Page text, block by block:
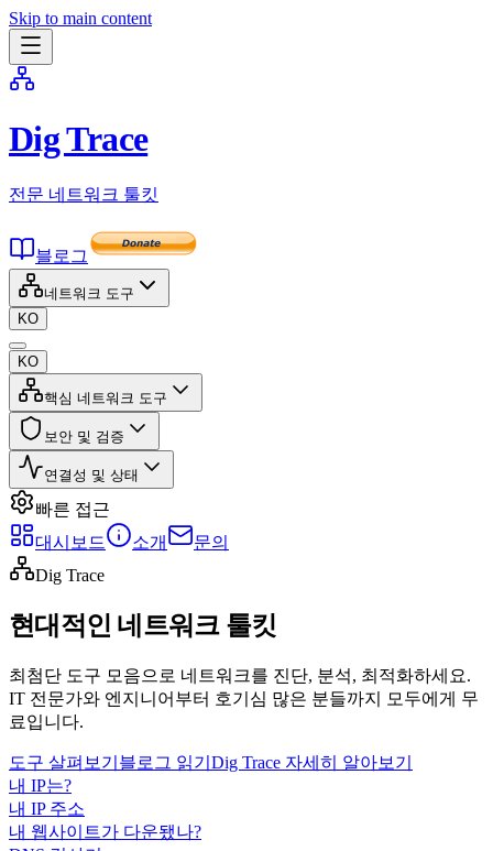
Skip to main content
Dig Trace
전문 네트워크 툴킷
블로그
네트워크 도구
KO
KO
핵심 네트워크 도구
보안 및 검증
연결성 및 상태
빠른 접근
대시보드
소개
문의
Dig Trace
현대적인 네트워크 툴킷
최첨단 도구 모음으로 네트워크를 진단, 분석, 최적화하세요.
IT 전문가와 엔지니어부터 호기심 많은 분들까지 모두에게 무
료입니다.
도구 살펴보기 블로그 읽기 Dig Trace 자세히 알아보기
내 IP는?
내 IP 주소
내 웹사이트가 다운됐나?